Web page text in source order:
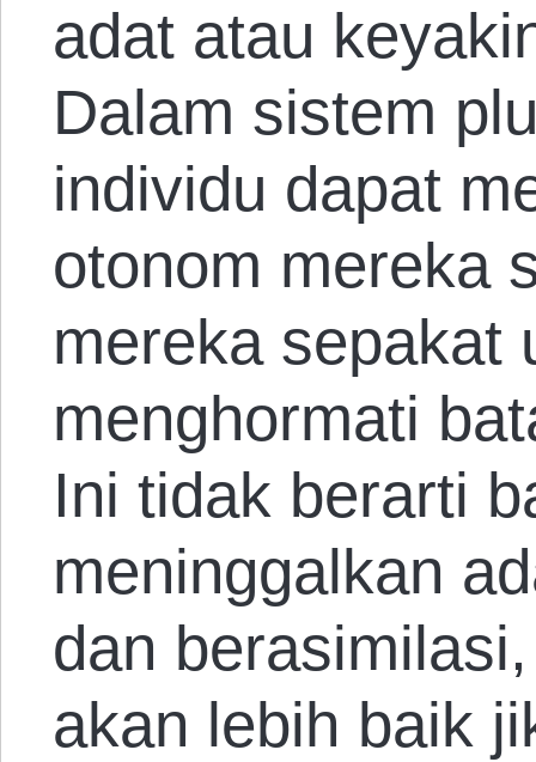
adat atau
Dalam sistem
individu dapat
otonom mereka
mereka sepakat
menghormati
Ini tidak berarti
meninggalkan
dan
akan lebih baik